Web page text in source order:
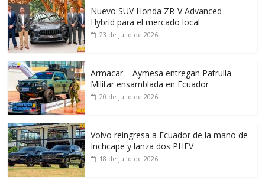
Nuevo SUV Honda ZR-V Advanced
Hybrid para el mercado local
23 de julio de 2026
Armacar – Aymesa entregan Patrulla
Militar ensamblada en Ecuador
20 de julio de 2026
Volvo reingresa a Ecuador de la mano de
Inchcape y lanza dos PHEV
18 de julio de 2026